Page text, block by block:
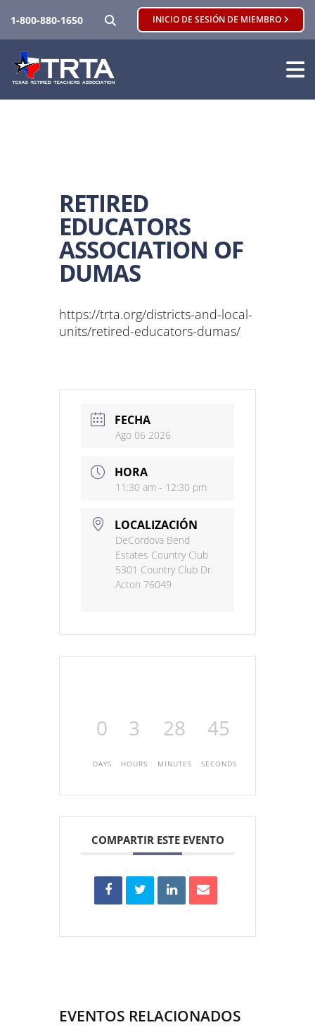
1-800-880-1650 BUSCARINICIO DE SESIÓN DE MIEMBRO
RETIRED
EDUCATORS
ASSOCIATION OF
DUMAS
https://trta.org/districts-and-local-
units/retired-educators-dumas/
FECHA
Ago 06 2026
HORA
11:30 am - 12:30 pm
LOCALIZACIÓN
DeCordova Bend
Estates Country Club
5301 Country Club Dr.
Acton 76049
0
DAYS
3
HOURS
28
MINUTES
45
SECONDS
COMPARTIR ESTE EVENTO
EVENTOS RELACIONADOS